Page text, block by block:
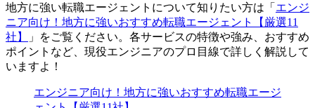
地方に強い転職エージェントについて知りたい方は「 エンジ
ニア向け！地方に強いおすすめ転職エージェント【厳選11
社】
」をご覧ください。各サービスの特徴や強み、おすすめ
ポイントなど、現役エンジニアのプロ目線で詳しく解説して
いますよ！
エンジニア向け！地方に強いおすすめ転職エージ